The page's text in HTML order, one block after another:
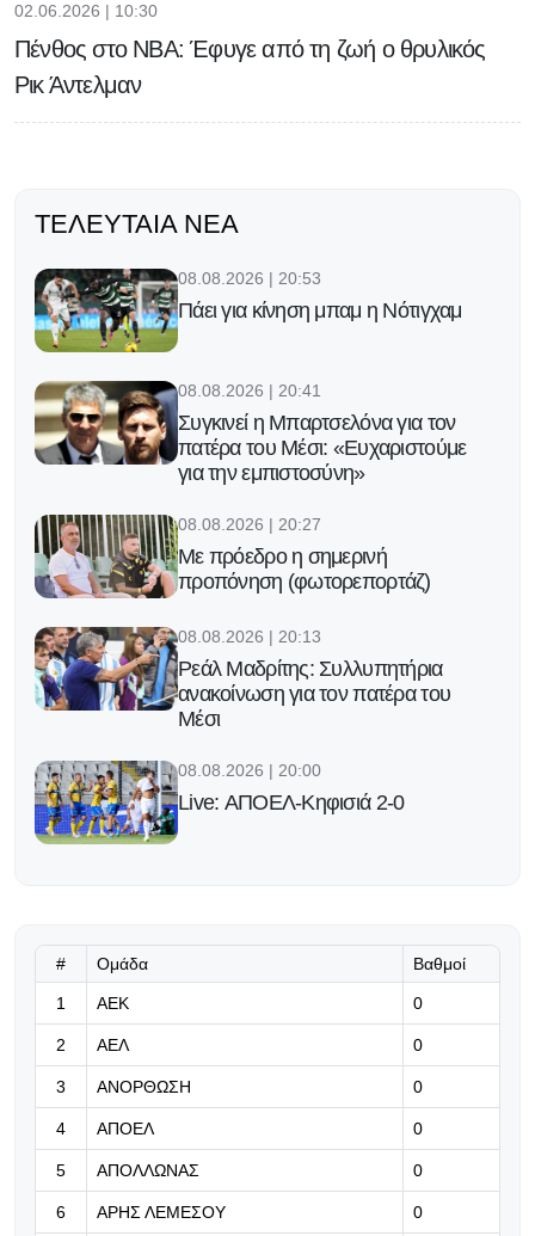
02.06.2026 | 10:30
Πένθος στο NBA: Έφυγε από τη ζωή ο θρυλικός
Ρικ Άντελμαν
ΤΕΛΕΥΤΑΊΑ ΝΈΑ
08.08.2026 | 20:53
Πάει για κίνηση μπαμ η Νότιγχαμ
08.08.2026 | 20:41
Συγκινεί η Μπαρτσελόνα για τον
πατέρα του Μέσι: «Ευχαριστούμε
για την εμπιστοσύνη»
08.08.2026 | 20:27
Με πρόεδρο η σημερινή
προπόνηση (φωτορεπορτάζ)
08.08.2026 | 20:13
Ρεάλ Μαδρίτης: Συλλυπητήρια
ανακοίνωση για τον πατέρα του
Μέσι
08.08.2026 | 20:00
Live: ΑΠΟΕΛ-Κηφισιά 2-0
Αναγκαστική αλλαγή στο ΑΕΚ-
08.08.2026 | 19:23
Η εντεκάδα του Παπαδόπουλου για
το φιλικό με Κηφισιά
08.08.2026 | 19:10
# Ομάδα Βαθμοί
1 ΑΕΚ 0
2 ΑΕΛ 0
3 ΑΝΟΡΘΩΣΗ 0
4 ΑΠΟΕΛ 0
5 ΑΠΟΛΛΩΝΑΣ 0
6 ΑΡΗΣ ΛΕΜΕΣΟΥ 0